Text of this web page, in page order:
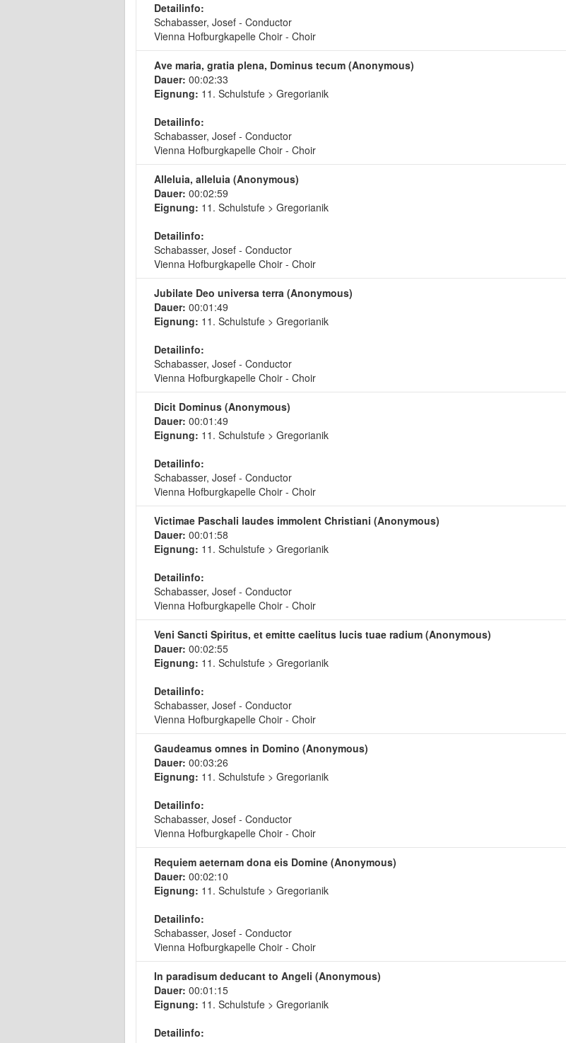
Detailinfo:
Schabasser, Josef - Conductor
Vienna Hofburgkapelle Choir - Choir
Ave maria, gratia plena, Dominus tecum (Anonymous)
Dauer: 00:02:33
Eignung: 11. Schulstufe > Gregorianik
Detailinfo:
Schabasser, Josef - Conductor
Vienna Hofburgkapelle Choir - Choir
Alleluia, alleluia (Anonymous)
Dauer: 00:02:59
Eignung: 11. Schulstufe > Gregorianik
Detailinfo:
Schabasser, Josef - Conductor
Vienna Hofburgkapelle Choir - Choir
Jubilate Deo universa terra (Anonymous)
Dauer: 00:01:49
Eignung: 11. Schulstufe > Gregorianik
Detailinfo:
Schabasser, Josef - Conductor
Vienna Hofburgkapelle Choir - Choir
Dicit Dominus (Anonymous)
Dauer: 00:01:49
Eignung: 11. Schulstufe > Gregorianik
Detailinfo:
Schabasser, Josef - Conductor
Vienna Hofburgkapelle Choir - Choir
Victimae Paschali laudes immolent Christiani (Anonymous)
Dauer: 00:01:58
Eignung: 11. Schulstufe > Gregorianik
Detailinfo:
Schabasser, Josef - Conductor
Vienna Hofburgkapelle Choir - Choir
Veni Sancti Spiritus, et emitte caelitus lucis tuae radium (Anonymous)
Dauer: 00:02:55
Eignung: 11. Schulstufe > Gregorianik
Detailinfo:
Schabasser, Josef - Conductor
Vienna Hofburgkapelle Choir - Choir
Gaudeamus omnes in Domino (Anonymous)
Dauer: 00:03:26
Eignung: 11. Schulstufe > Gregorianik
Detailinfo:
Schabasser, Josef - Conductor
Vienna Hofburgkapelle Choir - Choir
Requiem aeternam dona eis Domine (Anonymous)
Dauer: 00:02:10
Eignung: 11. Schulstufe > Gregorianik
Detailinfo:
Schabasser, Josef - Conductor
Vienna Hofburgkapelle Choir - Choir
In paradisum deducant to Angeli (Anonymous)
Dauer: 00:01:15
Eignung: 11. Schulstufe > Gregorianik
Detailinfo: